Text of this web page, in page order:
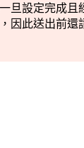
旦設定完成且
因此送出前還